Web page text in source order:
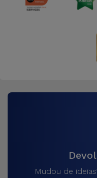
Mudou de